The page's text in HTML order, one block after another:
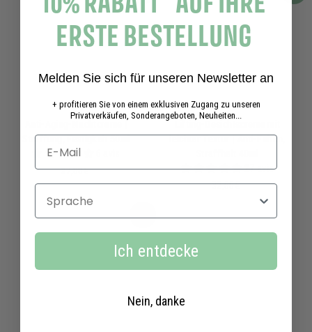
0
€
Anti-Aging-Nachtcreme |
Straffung, Festigkeit 50ml
37,00€3
7
,
Lifting-Gesichtscreme mit
leichter Textur | Anti-Falten,
27 avis
32,00€3
In den Warenkorb
ERSTE BESTELLUNG
Melden Sie sich für unseren Newsletter an
+ profitieren Sie von einem exklusiven Zugang zu unseren
Privatverkäufen, Sonderangeboten, Neuheiten...
Sprache
Ich entdecke
Nein, danke